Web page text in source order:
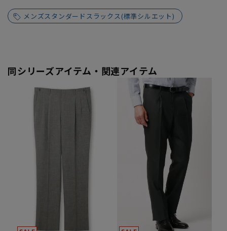
メンズスタンダードスラックス(標準シルエット)
同シリーズアイテム・関連アイテム